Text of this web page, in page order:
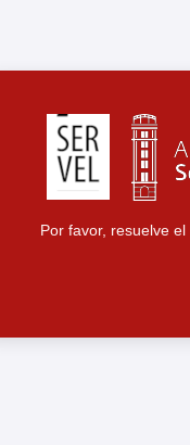
Por favor, resuelve